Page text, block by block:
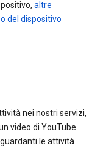
altre
del dispositivo
nei nostri servizi,
video di YouTube
le attività